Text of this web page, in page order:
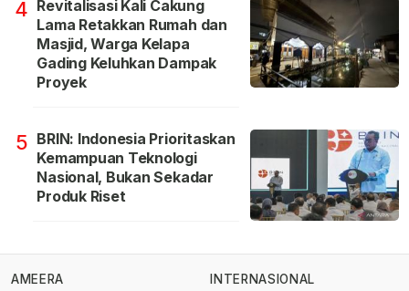
4 Revitalisasi Kali Cakung
Lama Retakkan Rumah dan
Masjid, Warga Kelapa
Gading Keluhkan Dampak
Proyek
5 BRIN: Indonesia Prioritaskan
Kemampuan Teknologi
Nasional, Bukan Sekadar
Produk Riset
AMEERA INTERNASIONAL